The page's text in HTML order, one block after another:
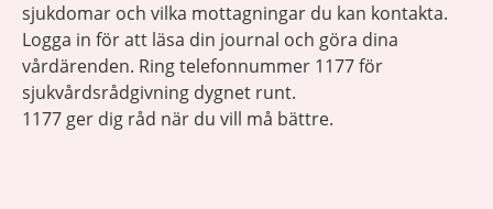
sjukdomar och vilka mottagningar du kan kontakta.
Logga in för att läsa din journal och göra dina
vårdärenden. Ring telefonnummer 1177 för
sjukvårdsrådgivning dygnet runt.
1177 ger dig råd när du vill må bättre.